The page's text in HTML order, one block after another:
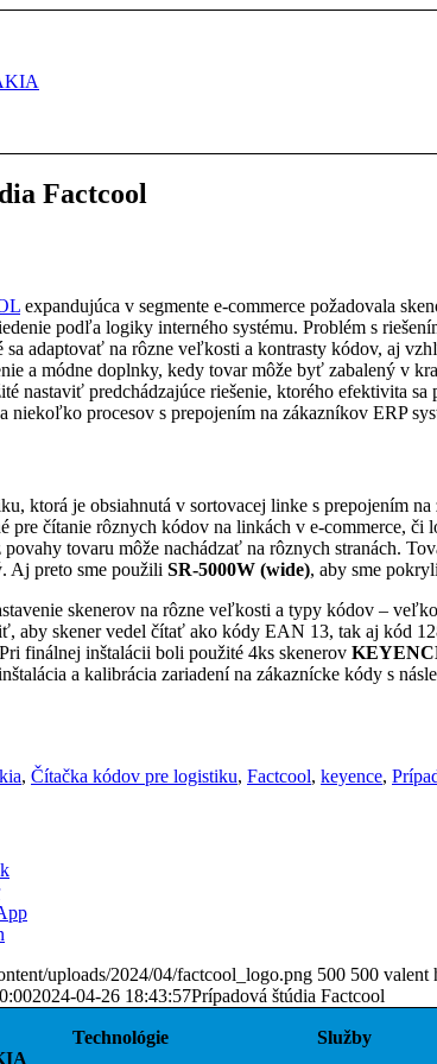
Factcool
expandujúca v segmente e-commerce požadovala
podľa logiky interného systému. Problém s
sa adaptovať na rôzne veľkosti a kontrasty kódov, aj
a módne doplnky, kedy tovar môže byť zabalený v
nastaviť predchádzajúce riešenie, ktorého efektivita
niekoľko procesov s prepojením na zákazníkov ERP
ktorá je obsiahnutá v sortovacej linke s prepojením
pre čítanie rôznych kódov na linkách v e-commerce,
tovaru môže nachádzať na rôznych stranách.
Aj preto sme použili SR-5000W (wide), aby sme
skenerov na rôzne veľkosti a typy kódov –
aby skener vedel čítať ako kódy EAN 13, tak aj kód
finálnej inštalácii boli použité 4ks skenerov
a kalibrácia zariadení na zákaznícke kódy s
, Čítačka kódov pre logistiku, Factcool, keyence,
uploads/2024/04/factcool_logo.png 500 500 valent
2024-04-26 18:43:57Prípadová štúdia Factcool
Technológie Služby